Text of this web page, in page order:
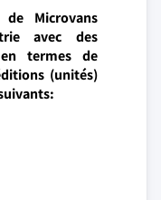
Microvans
avec des
termes de
(unités)